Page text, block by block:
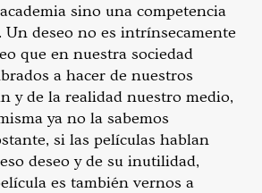
sino una competencia
Un deseo no es intrínsecamente
que en nuestra sociedad
a hacer de nuestros
y de la realidad nuestro medio,
ya no la sabemos
si las películas hablan
deseo y de su inutilidad,
es también vernos a